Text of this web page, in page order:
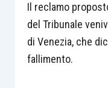
Il reclamo
del Tribunale
di Venezia, che
fallimento.